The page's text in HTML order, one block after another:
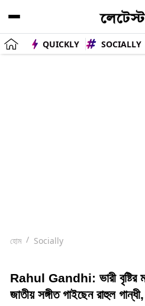
QUICKLY SOCIALLY
হোম Socially
Rahul Gandhi: ভারী বৃষ্টির
জাতীয় সঙ্গীত গাইছেন রাহুল